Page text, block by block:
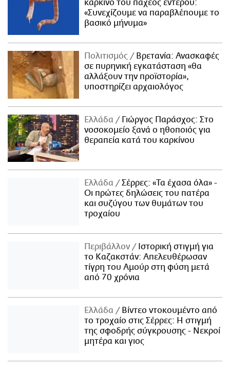
καρκίνο του παχέος εντέρου:
«Συνεχίζουμε να παραβλέπουμε το
βασικό μήνυμα»
Πολιτισμός
Βρετανία: Ανασκαφές
σε πυρηνική εγκατάσταση «θα
αλλάξουν την προϊστορία»,
υποστηρίζει αρχαιολόγος
Ελλάδα
Γιώργος Παράσχος: Στο
νοσοκομείο ξανά ο ηθοποιός για
θεραπεία κατά του καρκίνου
Ελλάδα
Σέρρες: «Τα έχασα όλα» -
Οι πρώτες δηλώσεις του πατέρα
και συζύγου των θυμάτων του
τροχαίου
Περιβάλλον
Ιστορική στιγμή για
το Καζακστάν: Απελευθέρωσαν
τίγρη του Αμούρ στη φύση μετά
από 70 χρόνια
Ελλάδα
Βίντεο ντοκουμέντο από
το τροχαίο στις Σέρρες: Η στιγμή
της σφοδρής σύγκρουσης - Νεκροί
μητέρα και γιος